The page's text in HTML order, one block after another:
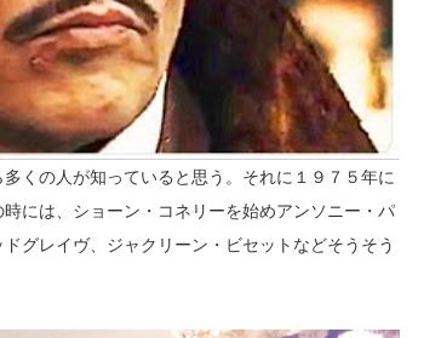
くの人が知っていると思う。それに１９７５年に
には、ショーン・コネリーを始めアンソニー・パ
グレイヴ、ジャクリーン・ビセットなどそうそう